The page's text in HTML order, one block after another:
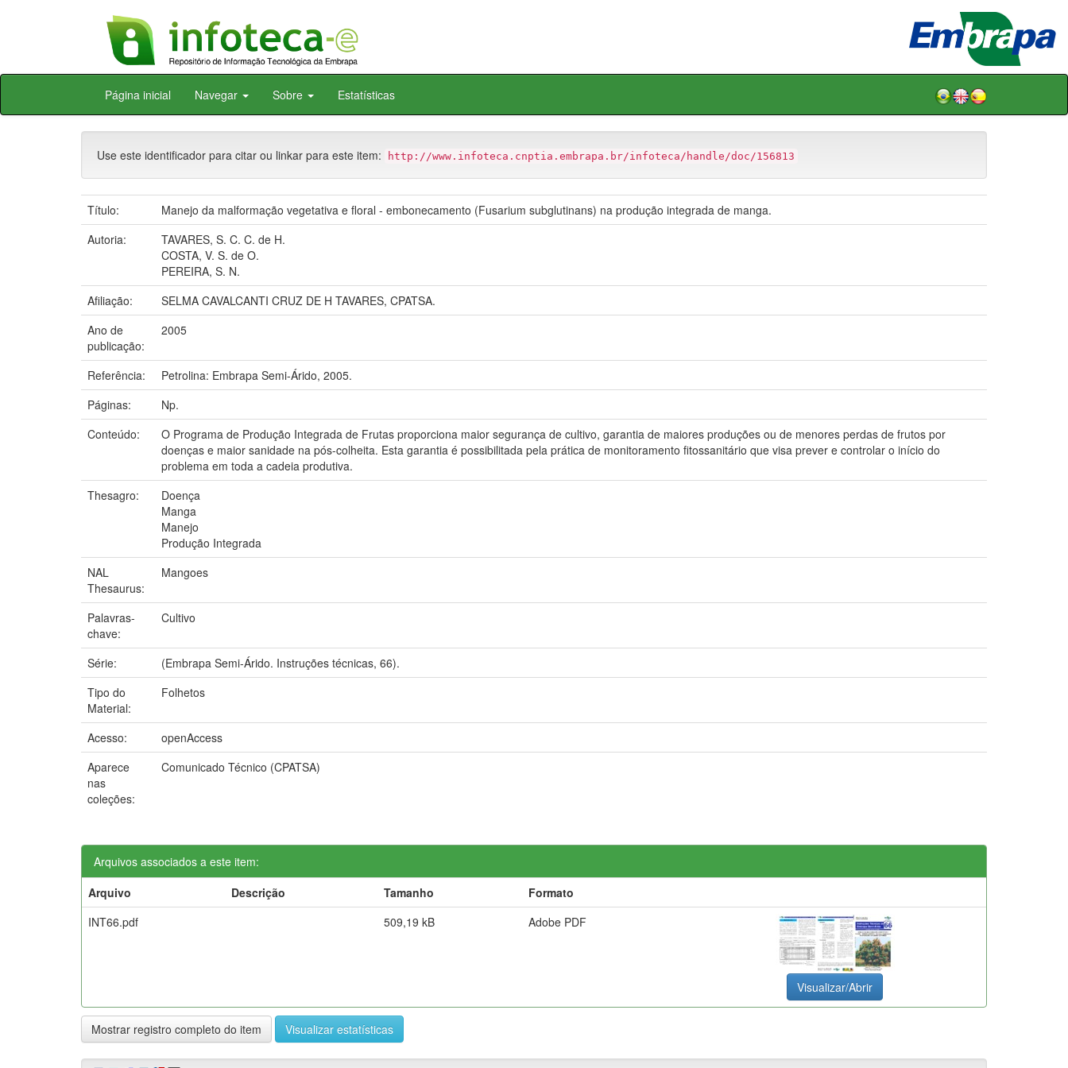
Skip
Página inicial Navegar Sobre Estatísticas
Use este identificador para citar ou linkar para este item: http://www.infoteca.cnptia.embrapa.br/infoteca/handle/doc/156813
Título:
Manejo da malformação vegetativa e floral - embonecamento (Fusarium subglutinans) na produção integrada de manga.
Autoria:
TAVARES, S. C. C. de H.
COSTA, V. S. de O.
PEREIRA, S. N.
Afiliação:
SELMA CAVALCANTI CRUZ DE H TAVARES, CPATSA.
Ano de
publicação:
2005
Referência:
Petrolina: Embrapa Semi-Árido, 2005.
Páginas:
Np.
Conteúdo:
O Programa de Produção Integrada de Frutas proporciona maior segurança de cultivo, garantia de maiores produções ou de menores perdas de frutos por
doenças e maior sanidade na pós-colheita. Esta garantia é possibilitada pela prática de monitoramento fitossanitário que visa prever e controlar o início do
problema em toda a cadeia produtiva.
Thesagro:
Doença
Manga
Manejo
Produção Integrada
NAL
Thesaurus:
Mangoes
Palavras-
chave:
Cultivo
Série:
(Embrapa Semi-Árido. Instruções técnicas, 66).
Tipo do
Material:
Folhetos
Acesso:
openAccess
Aparece
nas
coleções:
Comunicado Técnico (CPATSA)
Arquivos associados a este item:
Arquivo
Descrição Tamanho
Formato
INT66.pdf
509,19 kB Adobe PDF
Visualizar/Abrir
Mostrar registro completo do item Visualizar estatísticas